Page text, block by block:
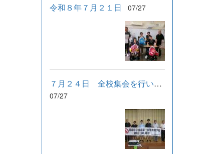
令和８年７月２１日 07/27
７月２４日 全校集会を行いました。
07/27